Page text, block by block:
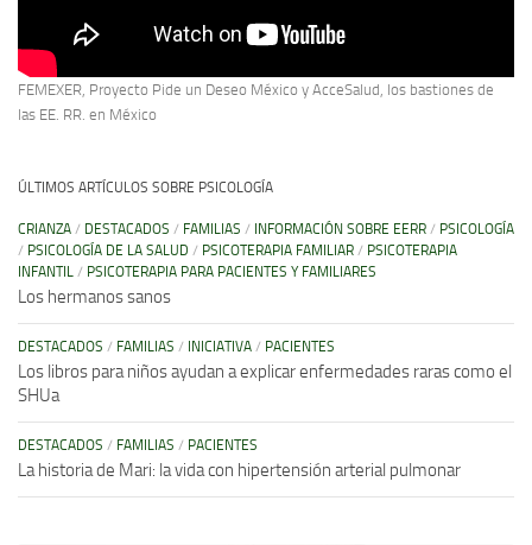
FEMEXER, Proyecto Pide un Deseo México y AcceSalud, los bastiones de
las EE. RR. en México
ÚLTIMOS ARTÍCULOS SOBRE PSICOLOGÍA
CRIANZA / DESTACADOS / FAMILIAS / INFORMACIÓN SOBRE EERR / PSICOLOGÍA
/ PSICOLOGÍA DE LA SALUD / PSICOTERAPIA FAMILIAR / PSICOTERAPIA
INFANTIL / PSICOTERAPIA PARA PACIENTES Y FAMILIARES
Los hermanos sanos
DESTACADOS / FAMILIAS / INICIATIVA / PACIENTES
Los libros para niños ayudan a explicar enfermedades raras como el
SHUa
DESTACADOS / FAMILIAS / PACIENTES
La historia de Mari: la vida con hipertensión arterial pulmonar